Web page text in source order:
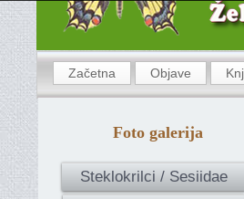
Začetna Objave
Foto galerija
Steklokrilci / Sesiidae